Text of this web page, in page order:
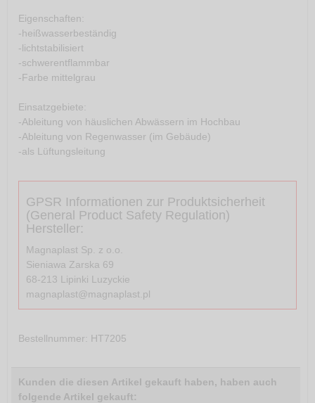
Eigenschaften:
-heißwasserbeständig
-lichtstabilisiert
-schwerentflammbar
-Farbe mittelgrau
Einsatzgebiete:
-Ableitung von häuslichen Abwässern im Hochbau
-Ableitung von Regenwasser (im Gebäude)
-als Lüftungsleitung
GPSR Informationen zur Produktsicherheit
(General Product Safety Regulation)
Hersteller:
Magnaplast Sp. z o.o.
Sieniawa Zarska 69
68-213 Lipinki Luzyckie
magnaplast@magnaplast.pl
Bestellnummer: HT7205
Kunden die diesen Artikel gekauft haben, haben auch
folgende Artikel gekauft: